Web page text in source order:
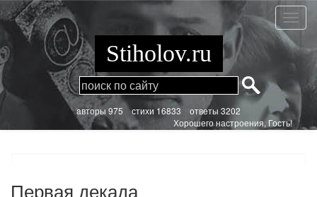
Перейти
к
основному
содержанию
Stiholov.ru
aвторы 975стихи 16833 ответы 3202
Хорошего настроения, Гость!
Первая декада